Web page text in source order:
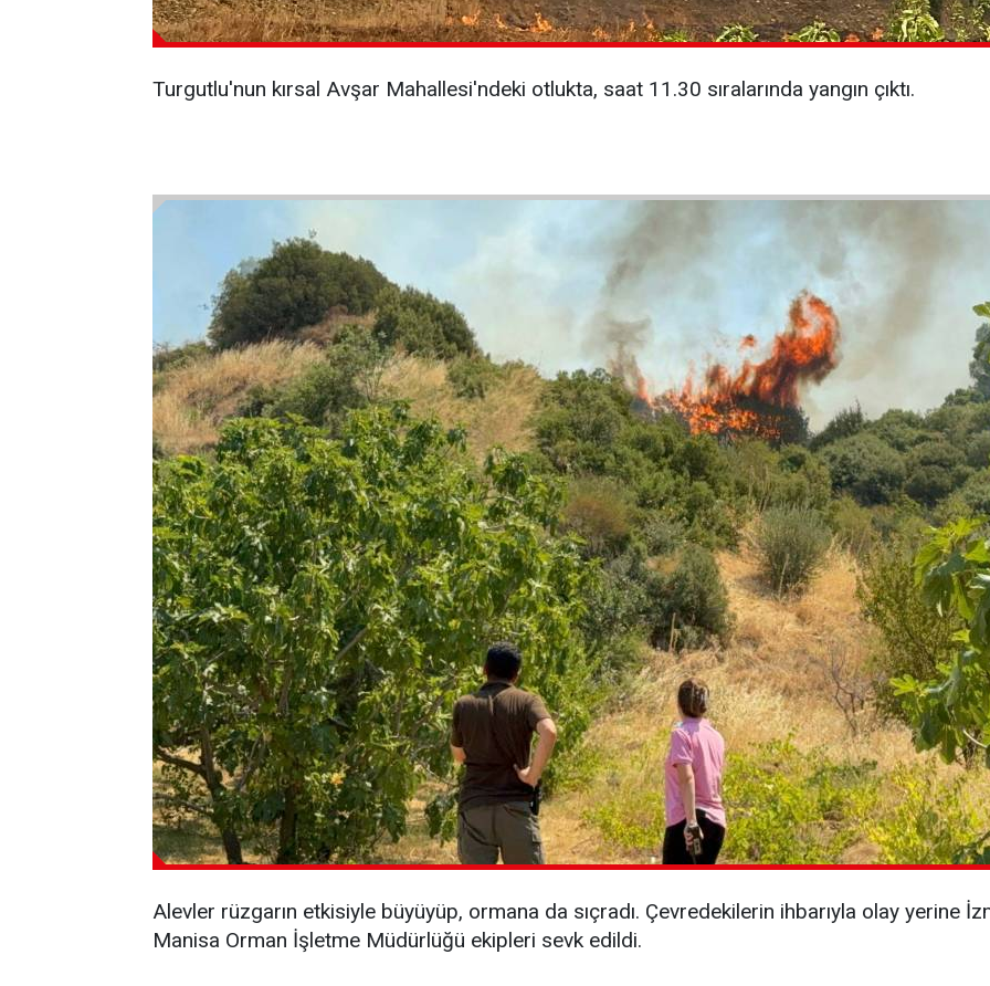
Turgutlu'nun kırsal Avşar Mahallesi'ndeki otlukta, saat 11.30 sıralarında yangın çıktı.
Alevler rüzgarın etkisiyle büyüyüp, ormana da sıçradı. Çevredekilerin ihbarıyla olay yerine
Manisa Orman İşletme Müdürlüğü ekipleri sevk edildi.